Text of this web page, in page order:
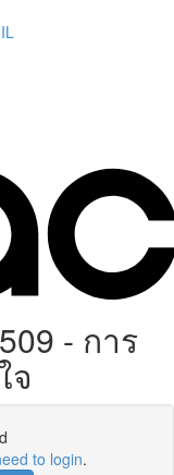
- การ
จ
to login.